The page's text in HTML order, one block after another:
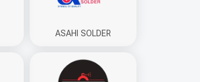
ASAHI SOLDER